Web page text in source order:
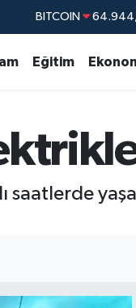
DOLAR
BİST100
BITCOIN
Eğitim
saatlerde